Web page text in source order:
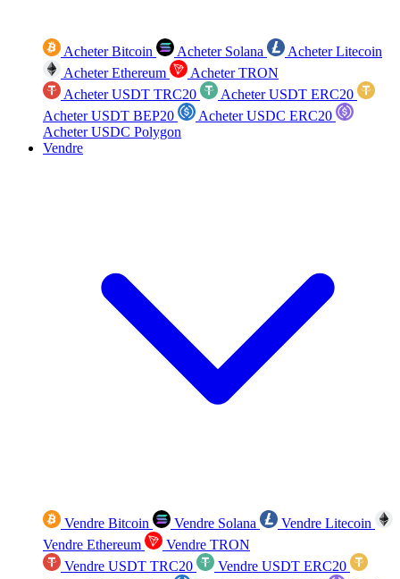
Acheter Bitcoin Acheter Solana
Acheter Litecoin
Acheter Ethereum
Acheter TRON
Acheter USDT TRC20
Acheter USDT ERC20
Acheter USDT BEP20
Acheter USDC ERC20
Acheter USDC Polygon
Vendre
Vendre Bitcoin Vendre Solana
Vendre Litecoin
Vendre Ethereum
Vendre TRON
Vendre USDT TRC20
Vendre USDT ERC20